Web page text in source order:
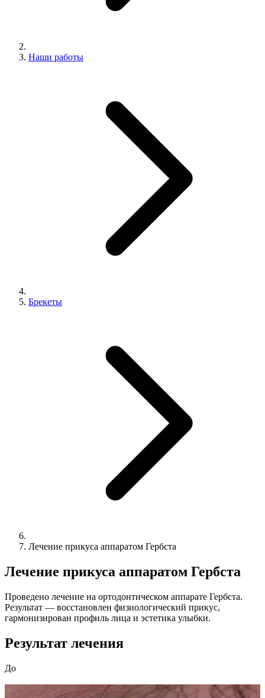
Наши работы
Брекеты
Лечение прикуса аппаратом Гербста
Лечение прикуса аппаратом Гербста
Проведено лечение на ортодонтическом аппарате Гербста.
Результат — восстановлен физиологический прикус,
гармонизирован профиль лица и эстетика улыбки.
Результат лечения
До